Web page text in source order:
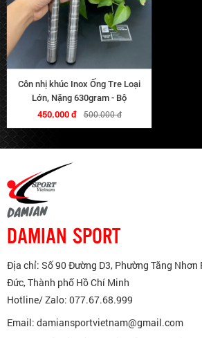
Côn nhị khúc Inox Ống Tre Loại
Lớn, Nặng 630gram - Bộ
450.000 đ 500.000 đ
DAMIAN SPORT
Địa chỉ: Số 90 Đường D3, Phường Tăng Nhơn
Đức, Thành phố Hồ Chí Minh
Hotline/ Zalo: 077.67.68.999
Email: damiansportvietnam@gmail.com